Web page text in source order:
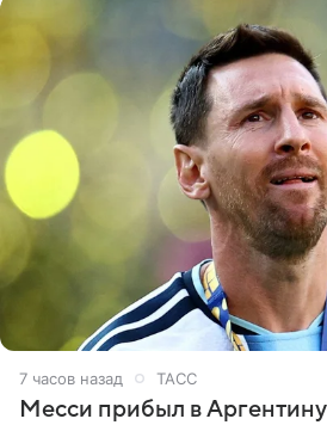
7 часов назад ТАСС
Месси прибыл в